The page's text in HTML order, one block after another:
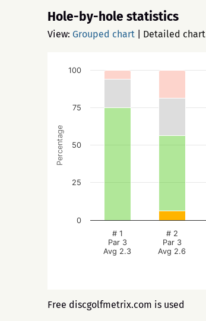
Hole-by-hole statistics
View: Grouped chart Detailed chart
Percentage
# 1
Par 3
Avg 2.3
# 2
Par 3
Avg 2.6
0
25
50
75
100
Free discgolfmetrix.com is used